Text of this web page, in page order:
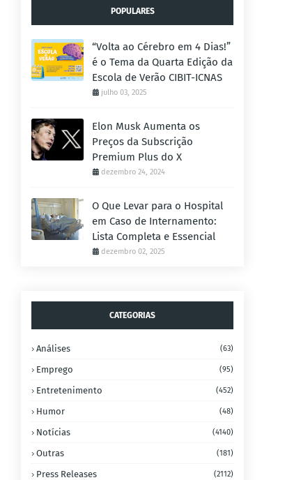
POPULARES
“Volta ao Cérebro em 4 Dias!”
é o Tema da Quarta Edição da
Escola de Verão CIBIT-ICNAS
julho 03, 2025
Elon Musk Aumenta os
Preços da Subscrição
Premium Plus do X
dezembro 24, 2024
O Que Levar para o Hospital
em Caso de Internamento:
Lista Completa e Essencial
dezembro 02, 2025
CATEGORIAS
Análises (63)
Emprego (95)
Entretenimento (452)
Humor (48)
Notícias (4140)
Outras (181)
Press Releases (2112)